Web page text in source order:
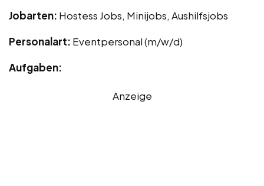
Jobarten: Hostess Jobs, Minijobs, Aushilfsjobs
Personalart: Eventpersonal (m/w/d)
Aufgaben:
Anzeige